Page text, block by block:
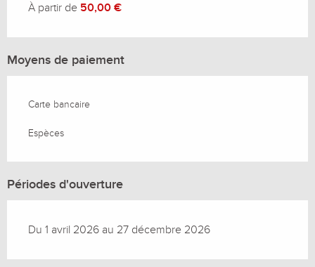
À partir de 50,00 €
Moyens de paiement
Carte bancaire
Espèces
Périodes d'ouverture
Du 1 avril 2026 au 27 décembre 2026